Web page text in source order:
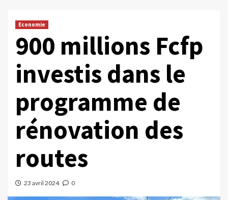
Economie
900 millions Fcfp
investis dans le
programme de
rénovation des
routes
23 avril 2024 0